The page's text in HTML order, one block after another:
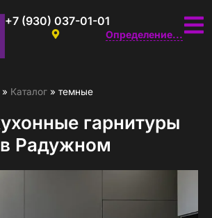
+7 (930) 037-01-01
Определение...
» Каталог » темные
гарнитуры
Радужном